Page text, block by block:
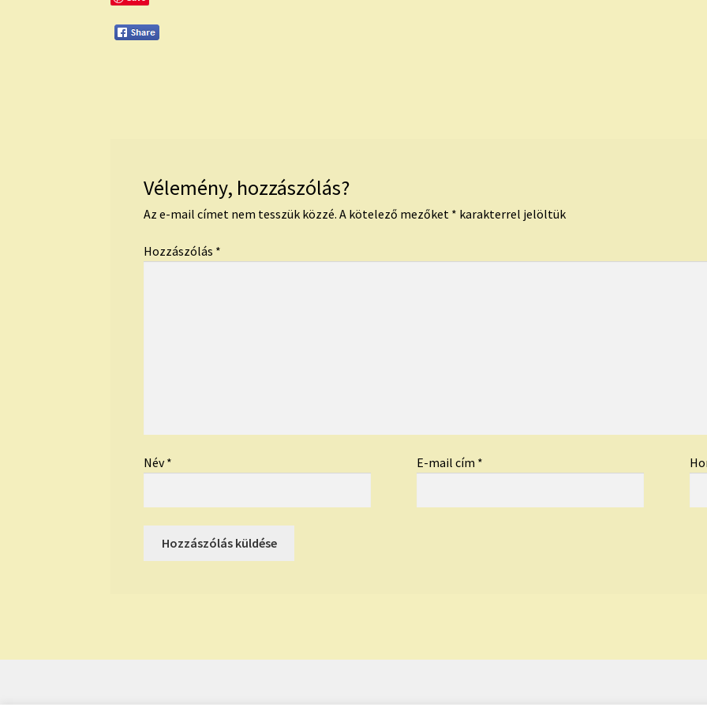
Vélemény, hozzászólás?
Az e-mail címet nem tesszük közzé. A kötelező mezőket * karakterrel jelöltük
Hozzászólás *
Név* E-mail cím *